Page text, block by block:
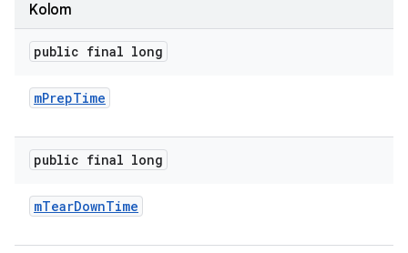
Kolom
public final long
mPrepTime
public final long
mTearDownTime